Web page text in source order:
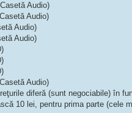
Audio)
Audio)
Audio)
Audio)
Audio)
diferă (sunt negociabile) în
10 lei, pentru prima parte (cele